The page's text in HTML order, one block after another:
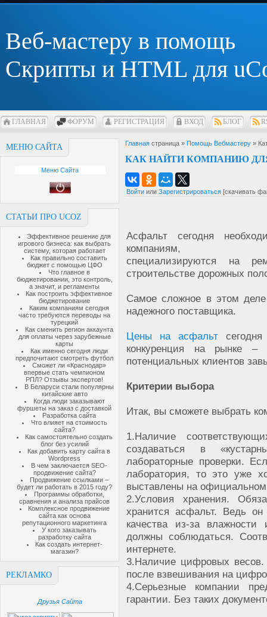
Веб-мастеру в помощь
Скрипты и HTML для
ГЛАВНАЯ ФОРУМ РЕГИСТРАЦИЯ ВХОД БЛОГ
МЕНЮ САЙТА
Меню Сайта
СТАТЬИ ПРО UCOZ
Эффективное решение для
игрового бизнеса: как выбрать
систему, которая работает
Как правильно составить
бюджет с помощью ЦФО
Что главное в
бюджетировании, это контроль,
а значит, и регламенты
Как построить эффективное
бюджетирование
Каким компаниям сегодня
часто требуются переводы на
турецкий
Как сменить регион аккаунта
для оплаты через зарубежные
карты
Как именно сегодня люди
предпочитают смотреть футбол
Сможет ли «Краснодар»
впервые стать чемпионом
РПЛ? Отзывы экспертов!
В Беларуси стали популярны
китайские авто
Когда люди заказывают
фуршеты на заказ с доставкой
Разработка сайта
Что влияет на стоимость
сайта?
Как самостоятельно создать
блог без усилий
Как добавить карту сайта в
Wordpress
В чем заключается SEO-
продвижение сайта?
Продвижение ссылками –
будет ли работать в 2015 году?
Программы обработки,
сравнения и анализа прайсов
Комплексное продвижение
сайта как основа
репутационного маркетинга
У кого заказывать
разработку сайта
Как создать интернет-
магазин?
РЕКЛАМКО
Друзья Сайта
Главная страница » Помощь Вебмастеру »
КАК НАЙТИ КОМПАНИЮ
Войти или Зарегистрироваться [скачивать
Асфальт сегодня
компаниям,
специализируются на
строительстве дорожных
Самое сложное в этом
надежного поставщика.
Цены на асфальт
конкуренция на рынке –
потенциальных клиентов
Критерии выбора
Итак, вы сможете выбрать
1.Наличие
создаваться в
лабораторные проверки.
лаборатория, то это уже
выставлены на
2.Условия хранения.
хранится асфальт. Ведь
качества из-за
должны соблюдаться.
интернете.
3.Наличие цифровых весов.
после взвешивания на
4.Серьезные компании
гарантии. Без таких